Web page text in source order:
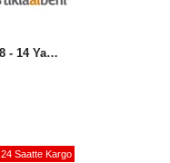
Unisex Junior Yün Eldiven 8 - 14 Yaş Eldiven FO-5502
24 Saatte Kargo